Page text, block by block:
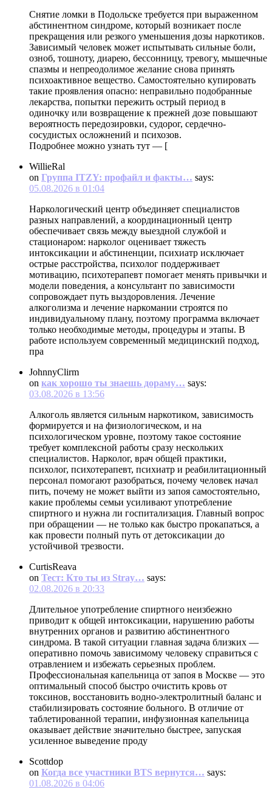
Снятие ломки в Подольске требуется при выраженном
абстинентном синдроме, который возникает после
прекращения или резкого уменьшения дозы наркотиков.
Зависимый человек может испытывать сильные боли,
озноб, тошноту, диарею, бессонницу, тревогу, мышечные
спазмы и непреодолимое желание снова принять
психоактивное вещество. Самостоятельно купировать
такие проявления опасно: неправильно подобранные
лекарства, попытки пережить острый период в
одиночку или возвращение к прежней дозе повышают
вероятность передозировки, судорог, сердечно-
сосудистых осложнений и психозов.
Подробнее можно узнать тут — [
WillieRal
on Группа ITZY: профайл и факты… says:
05.08.2026 в 01:04
Наркологический центр объединяет специалистов
разных направлений, а координационный центр
обеспечивает связь между выездной службой и
стационаром: нарколог оценивает тяжесть
интоксикации и абстиненции, психиатр исключает
острые расстройства, психолог поддерживает
мотивацию, психотерапевт помогает менять привычки и
модели поведения, а консультант по зависимости
сопровождает путь выздоровления. Лечение
алкоголизма и лечение наркомании строятся по
индивидуальному плану, поэтому программа включает
только необходимые методы, процедуры и этапы. В
работе используем современный медицинский подход,
пра
JohnnyClirm
on как хорошо ты знаешь дораму… says:
03.08.2026 в 13:56
Алкоголь является сильным наркотиком, зависимость
формируется и на физиологическом, и на
психологическом уровне, поэтому такое состояние
требует комплексной работы сразу нескольких
специалистов. Нарколог, врач общей практики,
психолог, психотерапевт, психиатр и реабилитационный
персонал помогают разобраться, почему человек начал
пить, почему не может выйти из запоя самостоятельно,
какие проблемы семьи усиливают употребление
спиртного и нужна ли госпитализация. Главный вопрос
при обращении — не только как быстро прокапаться, а
как провести полный путь от детоксикации до
устойчивой трезвости.
CurtisReava
on Тест: Кто ты из Stray… says:
02.08.2026 в 20:33
Длительное употребление спиртного неизбежно
приводит к общей интоксикации, нарушению работы
внутренних органов и развитию абстинентного
синдрома. В такой ситуации главная задача близких —
оперативно помочь зависимому человеку справиться с
отравлением и избежать серьезных проблем.
Профессиональная капельница от запоя в Москве — это
оптимальный способ быстро очистить кровь от
токсинов, восстановить водно-электролитный баланс и
стабилизировать состояние больного. В отличие от
таблетированной терапии, инфузионная капельница
оказывает действие значительно быстрее, запуская
усиленное выведение проду
Scottdop
on Когда все участники BTS вернутся… says:
01.08.2026 в 04:06